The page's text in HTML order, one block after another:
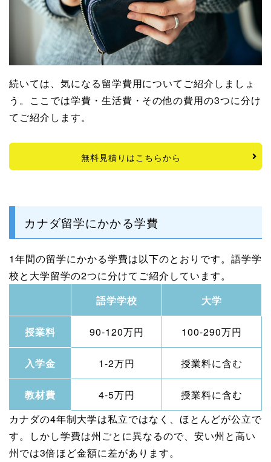
続いては、気になる留学費用についてご紹介しましょ
う。ここでは学費・生活費・その他の費用の3つに分け
てご紹介します。
無料見積りはこちらから
カナダ留学にかかる学費
1年間の留学にかかる学費は以下のとおりです。語学学
校と大学留学の2つに分けてご紹介しています。
語学学校
大学
授業料 90-120万円 100-290万円
入学金 1-2万円 授業料に含む
教材費 4-5万円
授業料に含む
カナダの4年制大学は私立ではなく、ほとんどが公立で
す。しかし学費は州ごとに異なるので、安い州と高い
州では3倍ほど金額に差があります。